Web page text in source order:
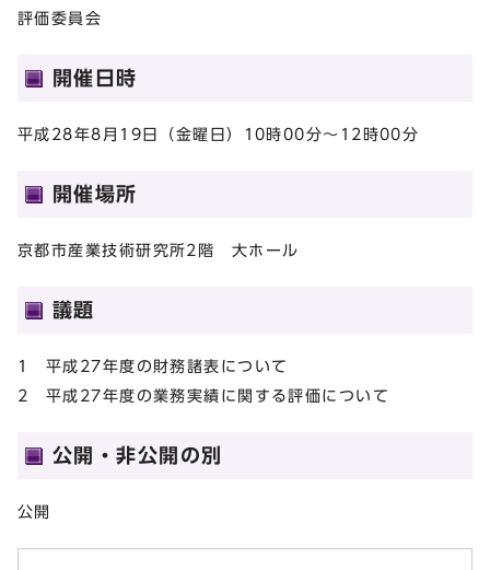
評価委員会
開催日時
平成28年8月19日（金曜日）10時00分～12時00分
開催場所
京都市産業技術研究所2階 大ホール
議題
1 平成27年度の財務諸表について
2 平成27年度の業務実績に関する評価について
公開・非公開の別
公開